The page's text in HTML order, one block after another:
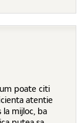
poate citi
atentie
la mijloc, ba